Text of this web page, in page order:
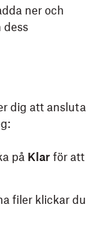
ner och
dess
dig att ansluta
på Klar för att
filer klickar du